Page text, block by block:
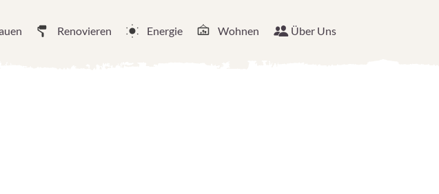
Renovieren Energie Wohnen Über Uns